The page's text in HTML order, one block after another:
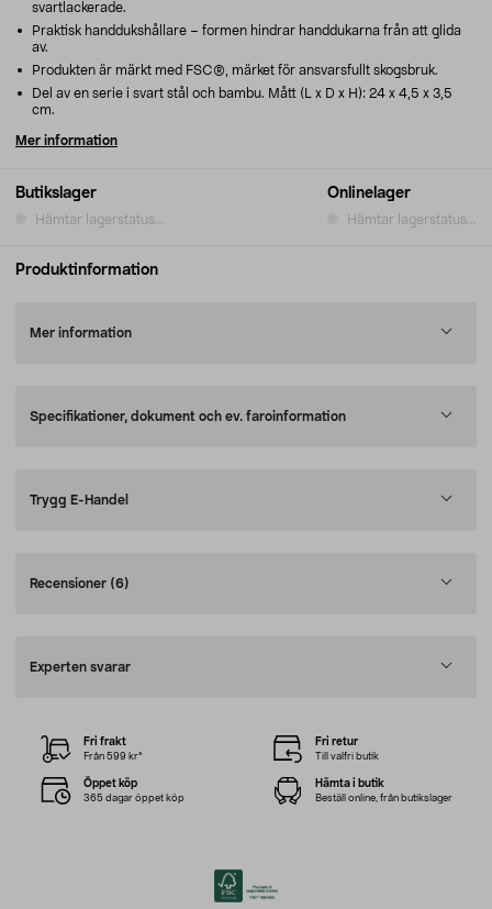
Butikslager
Hämtar lagerstatus...
Onlinelager
Hämtar lagerstatus...
svartlackerade.
Praktisk handdukshållare – formen hindrar handdukarna från att glida
av.
Produkten är märkt med FSC®, märket för ansvarsfullt skogsbruk.
Del av en serie i svart stål och bambu. Mått (L x D x H): 24 x 4,5 x 3,5
cm.
Mer information
Produktinformation
Mer information
Specifikationer, dokument och ev. faroinformation
Trygg E-Handel
Recensioner (6)
Experten svarar
Fri frakt
Från 599 kr*
Fri retur
Till valfri butik
Öppet köp
365 dagar öppet köp
Hämta i butik
Beställ online, från butikslager